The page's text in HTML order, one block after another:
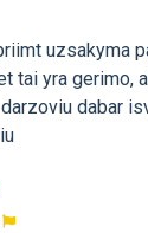
uzsakyma
tai yra gerimo,
dabar